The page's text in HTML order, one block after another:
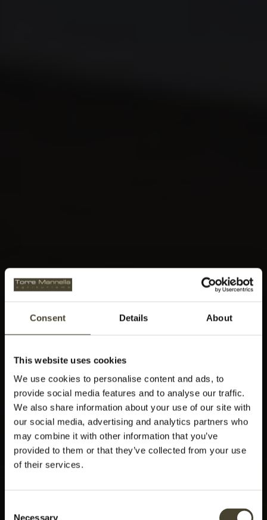
Consent Details About
This website uses cookies
We use cookies to personalise content and ads, to
provide social media features and to analyse our traffic.
We also share information about your use of our site with
our social media, advertising and analytics partners who
may combine it with other information that you’ve
provided to them or that they’ve collected from your use
of their services.
Necessary